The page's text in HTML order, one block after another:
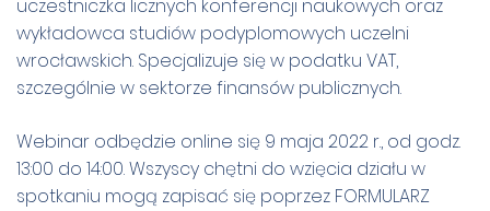
uczestniczka licznych konferencji naukowych oraz
wykładowca studiów podyplomowych uczelni
wrocławskich. Specjalizuje się w podatku VAT,
szczególnie w sektorze finansów publicznych.
Webinar odbędzie online się 9 maja 2022 r., od godz.
13:00 do 14:00. Wszyscy chętni do wzięcia działu w
spotkaniu mogą zapisać się poprzez FORMULARZ